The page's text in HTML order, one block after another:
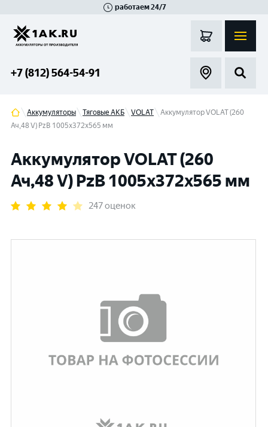
работаем 24/7
+7 (812) 564-54-91
Аккумуляторы Тяговые АКБ VOLAT
Аккумулятор VOLAT (260
Ач,48 V) PzB 1005x372x565 мм
Аккумулятор VOLAT (260
Ач,48 V) PzB 1005x372x565 мм
247 оценок
Гатчина